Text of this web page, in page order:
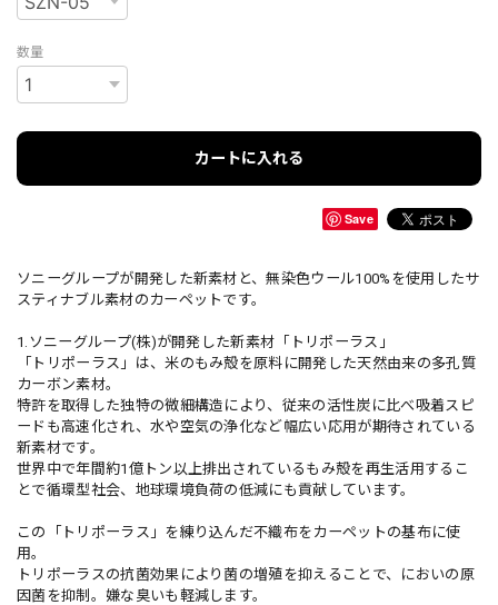
数量
カートに入れる
Save
ソニーグループが開発した新素材と、無染色ウール100%を使用したサ
スティナブル素材のカーペットです。
1.ソニーグループ(株)が開発した新素材「トリポーラス」
「トリポーラス」は、米のもみ殻を原料に開発した天然由来の多孔質
カーボン素材。
特許を取得した独特の微細構造により、従来の活性炭に比べ吸着スピ
ードも高速化され、水や空気の浄化など幅広い応用が期待されている
新素材です。
世界中で年間約1億トン以上排出されているもみ殻を再生活用するこ
とで循環型社会、地球環境負荷の低減にも貢献しています。
この「トリポーラス」を練り込んだ不織布をカーペットの基布に使
用。
トリポーラスの抗菌効果により菌の増殖を抑えることで、においの原
因菌を抑制。嫌な臭いも軽減します。